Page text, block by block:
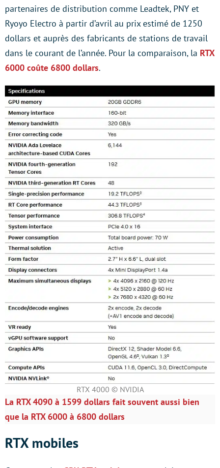
partenaires de distribution comme Leadtek, PNY et
Ryoyo Electro à partir d’avril au prix estimé de 1250
dollars et auprès des fabricants de stations de travail
dans le courant de l’année. Pour la comparaison, la RTX
6000 coûte 6800 dollars.
RTX 4000 © NVIDIA
La RTX 4090 à 1599 dollars fait souvent aussi bien
que la RTX 6000 à 6800 dollars
RTX mobiles